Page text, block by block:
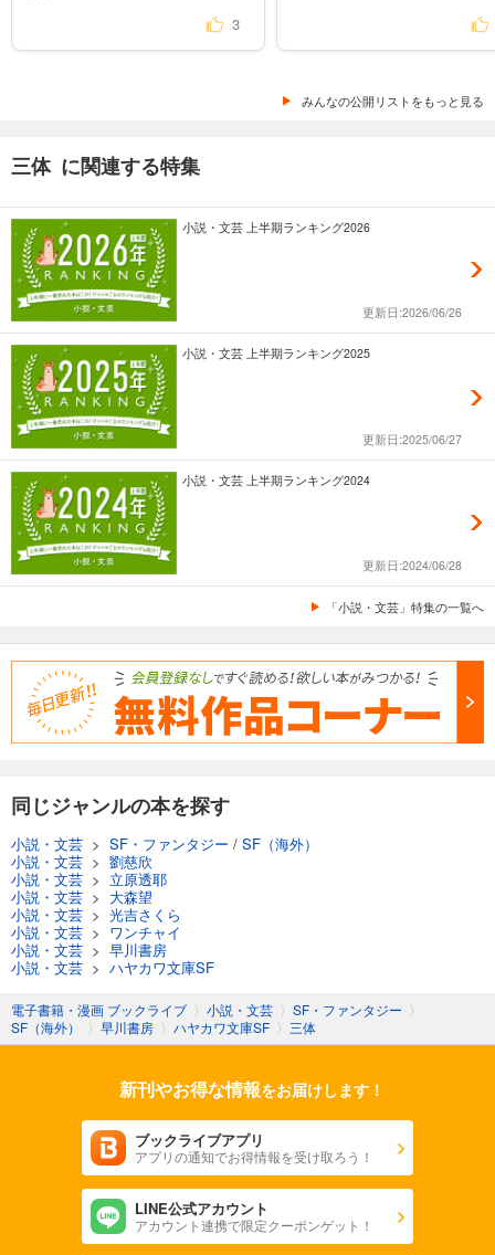
3
みんなの公開リストをもっと見る
三体 に関連する特集
小説・文芸 上半期ランキング2026
更新日:2026/06/26
小説・文芸 上半期ランキング2025
更新日:2025/06/27
小説・文芸 上半期ランキング2024
更新日:2024/06/28
「小説・文芸」特集の一覧へ
同じジャンルの本を探す
小説・文芸 > SF・ファンタジー / SF（海外）
小説・文芸 > 劉慈欣
小説・文芸 > 立原透耶
小説・文芸 > 大森望
小説・文芸 > 光吉さくら
小説・文芸 > ワンチャイ
小説・文芸 > 早川書房
小説・文芸 > ハヤカワ文庫SF
電子書籍・漫画 ブックライブ 〉 小説・文芸 〉 SF・ファンタジー 〉
SF（海外）
〉 早川書房 〉 ハヤカワ文庫SF 〉 三体
新刊やお得な情報をお届けします！
ブックライブアプリ
アプリの通知でお得情報を受け取ろう！
LINE公式アカウント
アカウント連携で限定クーポンゲット！